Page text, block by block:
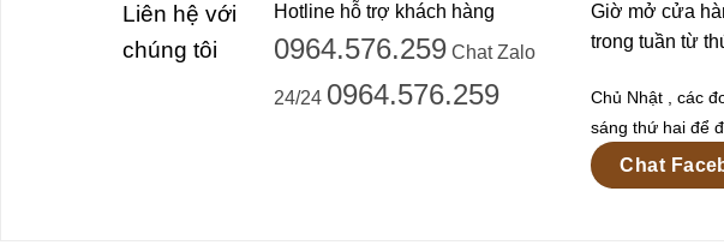
Liên hệ với
chúng tôi
Hotline hỗ trợ khách hàng
0964.576.259 Chat Zalo
24/24 0964.576.259
Giờ mở cửa
trong tuần từ
Chủ Nhật , các
sáng thứ hai để
Chat